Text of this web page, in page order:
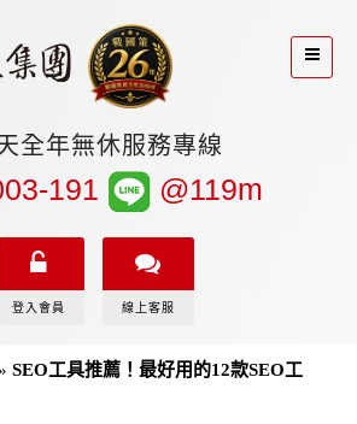
全年無休服務專線
191 @119m
登入會員 線上客服
SEO工具推薦！最好用的12款SEO工